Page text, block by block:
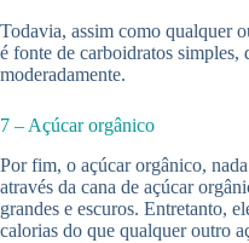
Todavia, assim como qualquer
é fonte de carboidratos simples,
moderadamente.
7 – Açúcar orgânico
Por fim, o açúcar orgânico,
através da cana de açúcar
grandes e escuros. Entretanto,
calorias do que qualquer outro